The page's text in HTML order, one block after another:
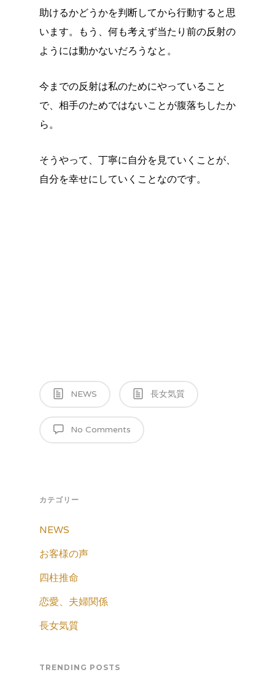
助けるかどうかを判断してから行動すると思
います。もう、何も考えず当たり前の反射の
ようには動かないだろうなと。
今までの反射は私のためにやっていること
で、相手のためではないことが腹落ちしたか
ら。
そうやって、丁寧に自分を見ていくことが、
自分を幸せにしていくことなのです。
NEWS 長女気質
No Comments
カテゴリー
NEWS
お客様の声
四柱推命
恋愛、夫婦関係
長女気質
TRENDING POSTS